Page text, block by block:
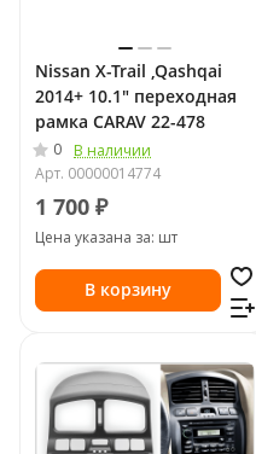
Nissan X-Trail ,Qashqai
2014+ 10.1" переходная
рамка CARAV 22-478
0
В наличии
Арт. 00000014774
1 700 ₽
Цена указана за: шт
В корзину